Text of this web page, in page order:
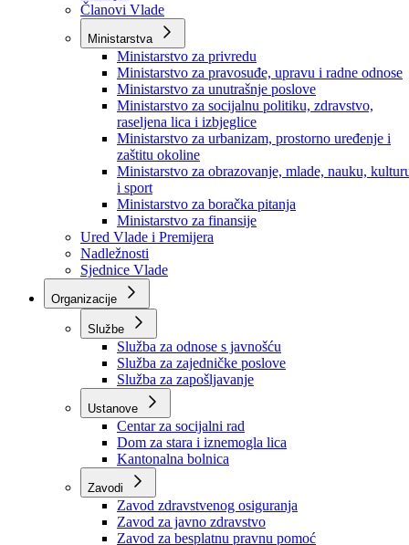
Vlada
Vlada BPK Goražde
Premijer
Članovi Vlade
Ministarstva
Ministarstvo za privredu
Ministarstvo za pravosuđe, upravu i radne odnose
Ministarstvo za unutrašnje poslove
Ministarstvo za socijalnu politiku, zdravstvo,
raseljena lica i izbjeglice
Ministarstvo za urbanizam, prostorno uređenje i
zaštitu okoline
Ministarstvo za obrazovanje, mlade, nauku,
i sport
Ministarstvo za boračka pitanja
Ministarstvo za finansije
Ured Vlade i Premijera
Nadležnosti
Sjednice Vlade
Organizacije
Službe
Služba za odnose s javnošću
Služba za zajedničke poslove
Služba za zapošljavanje
Ustanove
Centar za socijalni rad
Dom za stara i iznemogla lica
Kantonalna bolnica
Zavodi